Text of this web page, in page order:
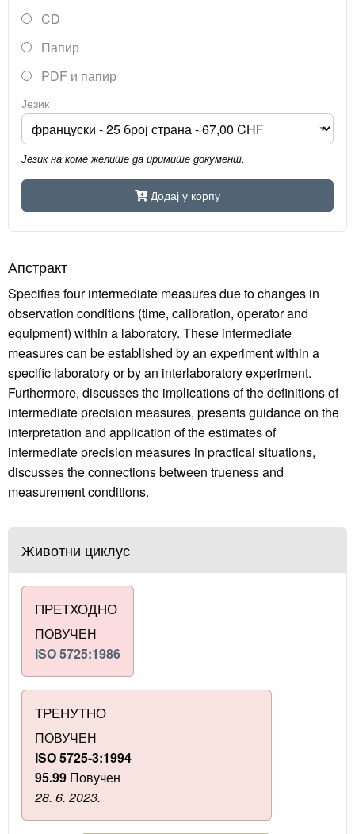
CD
Папир
PDF и папир
Језик
Језик на коме желите да примите документ.
Додај у корпу
Апстракт
Specifies four intermediate measures due to changes in
observation conditions (time, calibration, operator and
equipment) within a laboratory. These intermediate
measures can be established by an experiment within a
specific laboratory or by an interlaboratory experiment.
Furthermore, discusses the implications of the definitions of
intermediate precision measures, presents guidance on the
interpretation and application of the estimates of
intermediate precision measures in practical situations,
discusses the connections between trueness and
measurement conditions.
Животни циклус
ПРЕТХОДНО
ПОВУЧЕН
ISO 5725:1986
ТРЕНУТНО
ПОВУЧЕН
ISO 5725-3:1994
95.99 Повучен
28. 6. 2023.